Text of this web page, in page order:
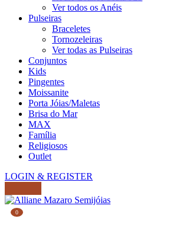
Ver todos os Anéis
Pulseiras
Braceletes
Tornozeleiras
Ver todas as Pulseiras
Conjuntos
Kids
Pingentes
Moissanite
Porta Jóias/Maletas
Brisa do Mar
MAX
Família
Religiosos
Outlet
LOGIN & REGISTER
0